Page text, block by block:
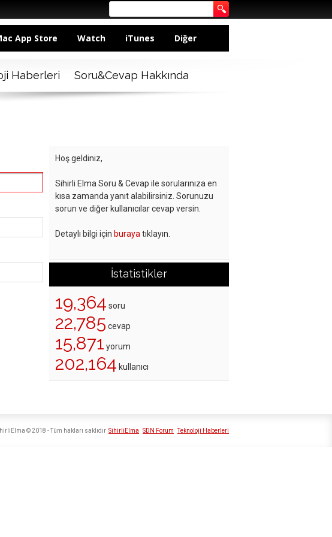
App Store Watch iTunes Diğer
Haberleri Soru&Cevap Hakkında
Hoş geldiniz,
Sihirli Elma Soru & Cevap ile sorularınıza en
kısa zamanda yanıt alabilirsiniz. Sorunuzu
sorun ve diğer kullanıcılar cevap versin.
Detaylı bilgi için buraya tıklayın.
İstatistikler
19,364 soru
22,785 cevap
15,871 yorum
202,164 kullanıcı
SihirliElma SDN Forum Teknoloji Haberleri
© 2018 - Tüm hakları saklıdır